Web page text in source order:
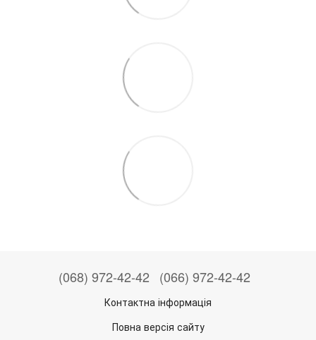
(068) 972-42-42 (066) 972-42-42
Контактна інформація
Повна версія сайту